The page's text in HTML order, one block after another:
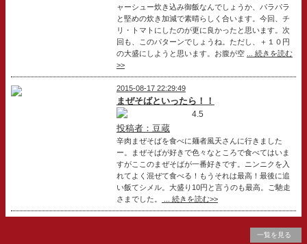
ャーシュー炊き込み御飯なんでしょうか、パラパラ
と堅めの炊き加減で素晴らしく合います。今回、チ
リ・トマトにしたのが更に良かったと思います。次
回も、このパターンでしょうね。ただし、＋１０円
の大盛にしようと思います。お腹が空
... 続きを読む
>>
2015-08-17 22:29:49
まぜそばといったら！！
4.5
投稿者：豆蔵
辛肉まぜそばを食べに麺者風天さんに行きました
ー。まぜそばが好きで色々なところで食べてはいま
すがここのまぜそばが一番好きです。ニンニクを入
れてよく混ぜて食べる！もうそれは最高！最後に追
い飯てシメル。大盛り10円と言うのも最高。ご馳走
さまでした。
... 続きを読む>>
一覧を見る